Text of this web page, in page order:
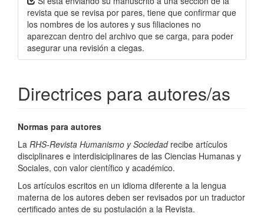
revista que se revisa por pares, tiene que confirmar que
los nombres de los autores y sus filiaciones no
aparezcan dentro del archivo que se carga, para poder
asegurar una revisión a ciegas.
Directrices para autores/as
Normas para autores
La RHS-Revista Humanismo y Sociedadrecibe artículos
disciplinares e interdisiciplinares de las Ciencias Humanas y
Sociales, con valor científico y académico.
Los artículos escritos en un idioma diferente a la lengua
materna de los autores deben ser revisados por un traductor
certificado antes de su postulación a la Revista.